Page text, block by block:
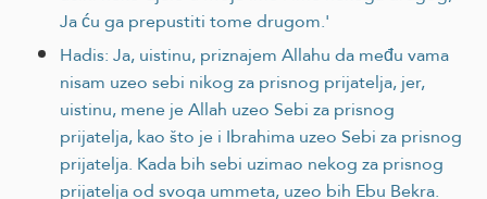
Ja ću ga prepustiti tome drugom.'
Hadis: Ja, uistinu, priznajem Allahu da među vama
nisam uzeo sebi nikog za prisnog prijatelja, jer,
uistinu, mene je Allah uzeo Sebi za prisnog
prijatelja, kao što je i Ibrahima uzeo Sebi za prisnog
prijatelja. Kada bih sebi uzimao nekog za prisnog
prijatelja od svoga ummeta, uzeo bih Ebu Bekra.